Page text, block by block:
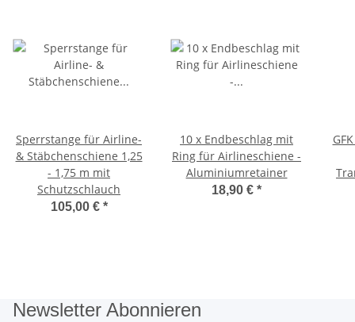
Sperrstange für Airline-
& Stäbchenschiene 1,25
- 1,75 m mit
Schutzschlauch
105,00 € *
10 x Endbeschlag mit
Ring für Airlineschiene -
Aluminiumretainer
18,90 € *
Newsletter Abonnieren